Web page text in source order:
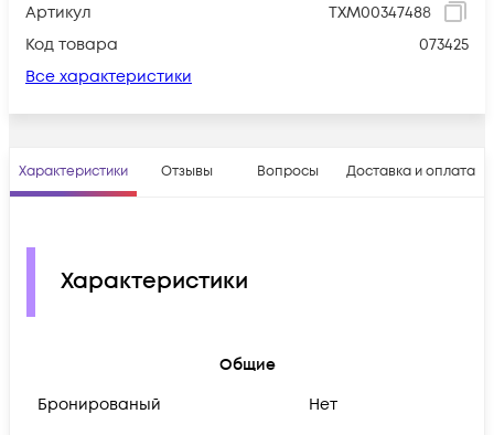
Артикул
ТХМ00347488
Код товара
073425
Все характеристики
Характеристики Отзывы Вопросы Доставка и оплата
Характеристики
Общие
Бронированый
Нет